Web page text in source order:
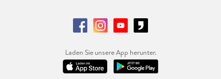
Laden Sie unsere App herunter.